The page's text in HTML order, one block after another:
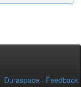
Duraspace - Feedback